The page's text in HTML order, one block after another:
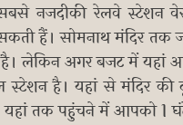
नजदीकी रेलवे स्टेशन
हैं। सोमनाथ मंदिर
लेकिन अगर बजट में यहां
है। यहां से मंदिर की
यहां तक पहुंचने में आपको 1